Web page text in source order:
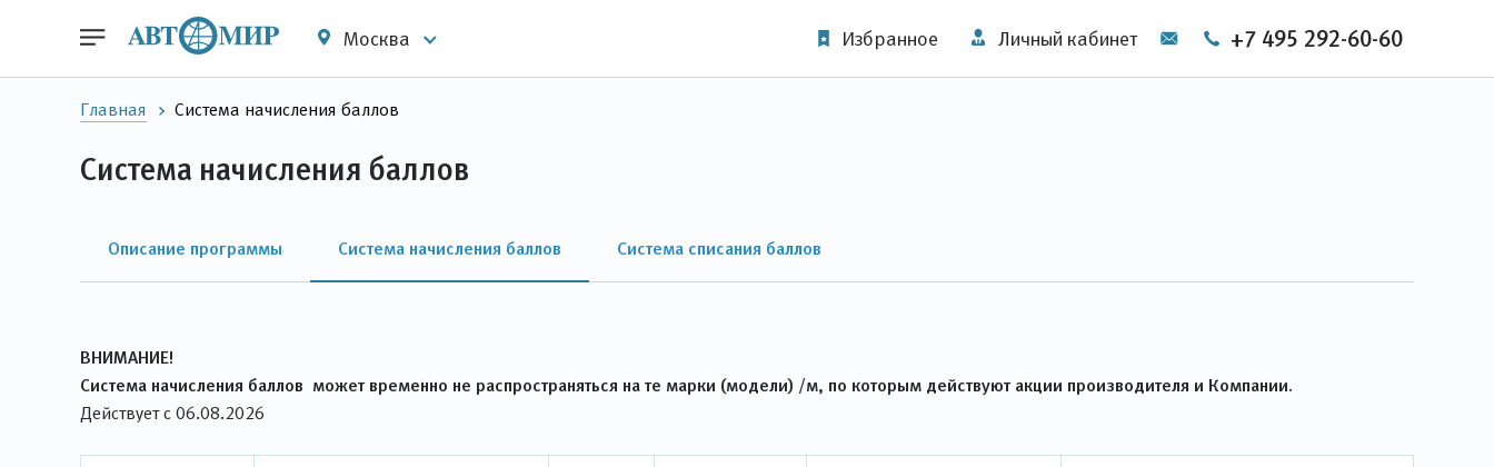
Москва Избранное Личный кабинет +7 495 292-60-60
Главная Система начисления баллов
Система начисления баллов
Описание программы Система начисления баллов Система списания баллов
ВНИМАНИЕ!
Система начисления баллов может временно не распространяться на те марки (модели) /м, по которым действуют акции производителя и Компании.
Действует с 06.08.2026